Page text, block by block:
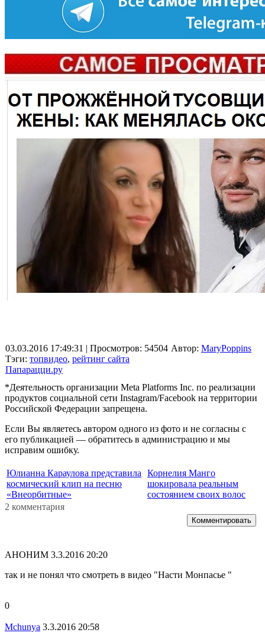
03.03.2016 17:49:31 | Просмотров: 54504
Тэги: топвидео, рейтинг сайта
Папарацци.ру
Автор: MaryPoppins
*Деятельность организации Meta Platforms Inc. по реализации
продуктов социальной сети Instagram/Facebook на территории
Российской Федерации запрещена.
Если Вы являетесь автором одного из фото и не согласны с
его публикацией — обратитесь в администрацию и мы
исправим ошибку.
Юлианна Караулова представила
космический клип на песню
«Внеорбитные»
Корнелия Манго
шокировала реальным
состоянием своих волос
2 комментария
Комментировать
АНОНИМ 3.3.2016 20:20
так и не понял что смотреть в видео "Насти Монпасье "
0
Mchunya 3.3.2016 20:58